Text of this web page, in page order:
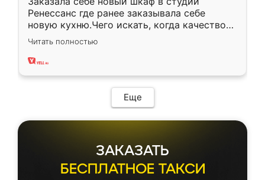
Ренессанс где ранее заказывала себе
новую кухню.Чего искать, когда качеством
вполне довольна. Служит кухня уже почти
два года, нареканий нет.
Читать полностью
Еще
ЗАКАЗАТЬ
БЕСПЛАТНОЕ ТАКСИ